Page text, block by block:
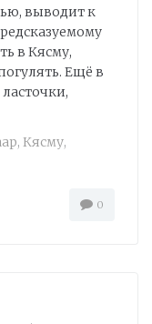
выводит к
в Кясму,
Ещё в
, Кясму,
0